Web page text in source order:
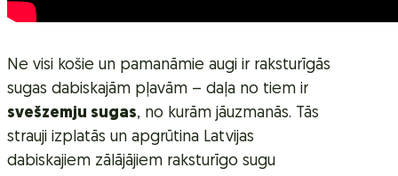
Ne visi košie un pamanāmie augi ir raksturīgās
sugas dabiskajām pļavām – daļa no tiem ir
svešzemju sugas, no kurām jāuzmanās. Tās
strauji izplatās un apgrūtina Latvijas
dabiskajiem zālājājiem raksturīgo sugu